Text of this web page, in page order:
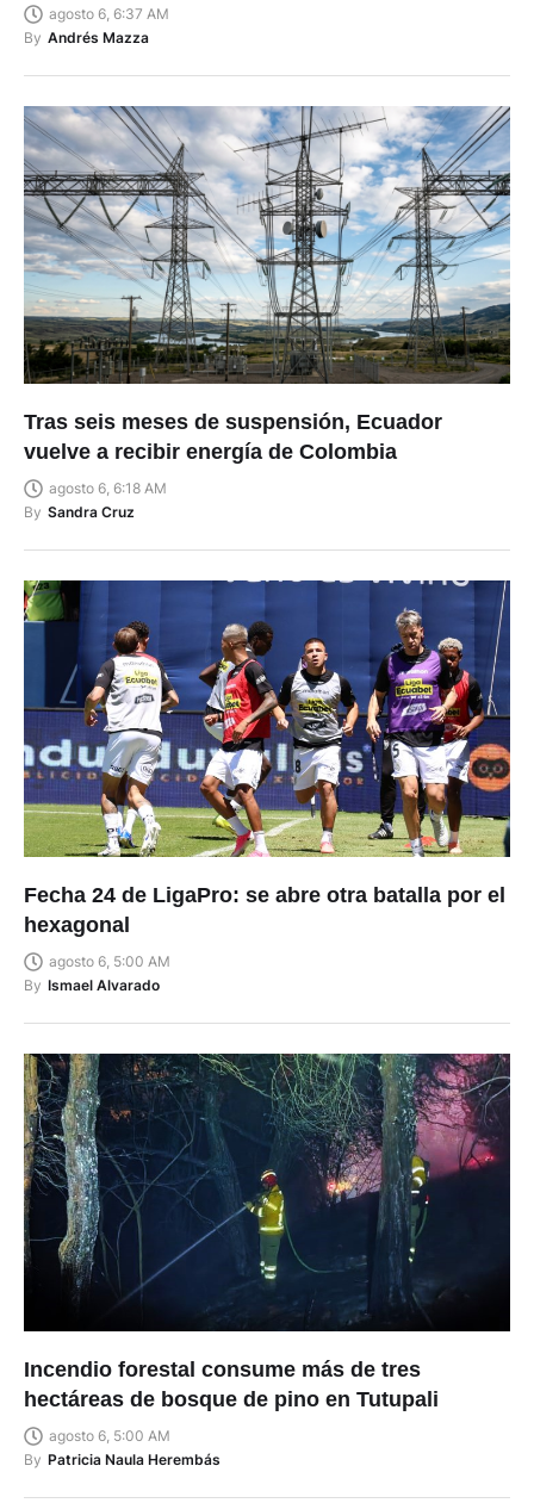
agosto 6, 6:37 AM
By Andrés Mazza
Tras seis meses de suspensión, Ecuador
vuelve a recibir energía de Colombia
agosto 6, 6:18 AM
By Sandra Cruz
Fecha 24 de LigaPro: se abre otra batalla por el
hexagonal
agosto 6, 5:00 AM
By Ismael Alvarado
Incendio forestal consume más de tres
hectáreas de bosque de pino en Tutupali
agosto 6, 5:00 AM
By Patricia Naula Herembás